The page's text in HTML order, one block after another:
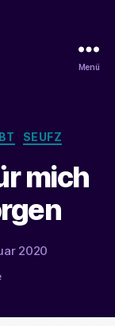
Menü
SEUFZ
mich
2020
zu